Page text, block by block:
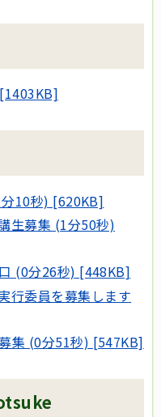
10秒) [620KB]
生募集 (1分50秒)
(0分26秒) [448KB]
行委員を募集します
集 (0分51秒) [547KB]